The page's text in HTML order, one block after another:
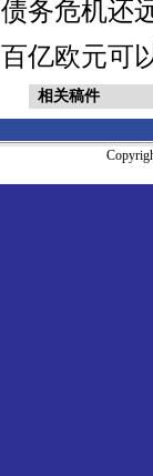
债务危机还
百亿欧元可
相关稿件